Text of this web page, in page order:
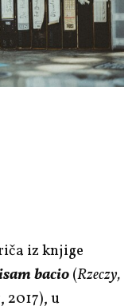
iz knjige
bacio(Rzeczy,
2017), u